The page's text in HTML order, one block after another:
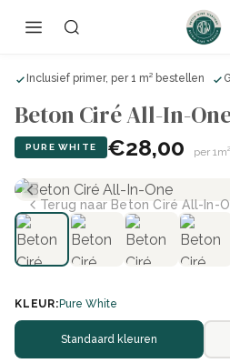
Inclusief primer, per 1 m² bestellen
Beton Ciré All-In-
PURE WHITE €28,00 per
Terug naar Beton Ciré All-In-
KLEUR: Pure White
Standaard kleuren